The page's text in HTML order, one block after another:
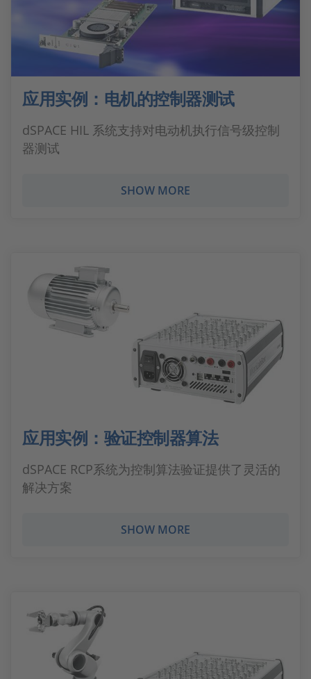
应用实例：电机的控制器测试
dSPACE HIL 系统支持对电动机执行信号级控制
器测试
SHOW MORE
应用实例：验证控制器算法
dSPACE RCP系统为控制算法验证提供了灵活的
解决方案
SHOW MORE